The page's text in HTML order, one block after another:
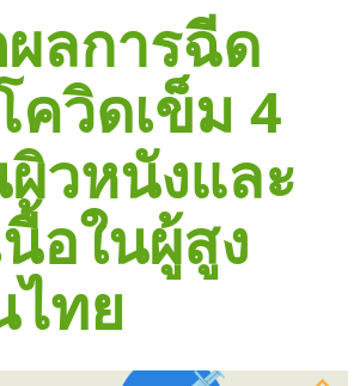
ลการฉีด
วิดเข็ม 4
วหนังและ
อในผู้สูง
ทย